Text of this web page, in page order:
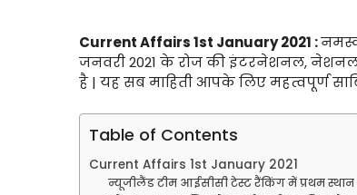
Current Affairs 1st January 2021 :
जनवरी 2021 के रोज की इंटरनेशनल,
है | यह सब माहिती आपके लिए महत्वपूर्ण
Table of Contents
Current Affairs 1st January 2021
न्यूजीलैंड टीम आईसीसी टेस्ट रैंकिंग में प्रथम स्थान